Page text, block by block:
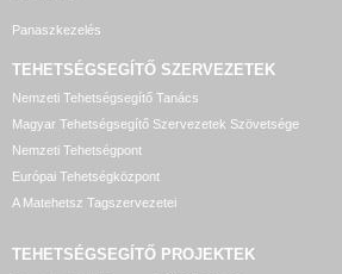
Panaszkezelés
TEHETSÉGSEGÍTŐ SZERVEZETEK
Nemzeti Tehetségsegítő Tanács
Magyar Tehetségsegítő Szervezetek Szövetsége
Nemzeti Tehetségpont
Európai Tehetségközpont
A Matehetsz Tagszervezetei
TEHETSÉGSEGÍTŐ PROJEKTEK